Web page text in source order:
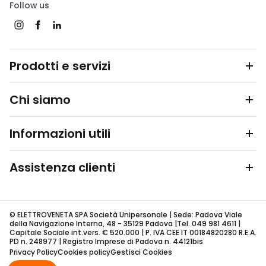
Follow us
Prodotti e servizi
Chi siamo
Informazioni utili
Assistenza clienti
© ELETTROVENETA SPA Società Unipersonale | Sede: Padova Viale
della Navigazione Interna, 48 - 35129 Padova |Tel. 049 981 4611 |
Capitale Sociale int.vers. € 520.000 | P. IVA CEE IT 00184820280 R.E.A.
PD n. 248977 | Registro Imprese di Padova n. 44121bis
Privacy PolicyCookies policyGestisci Cookies